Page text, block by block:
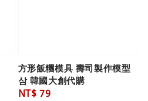
方形飯糰模具 壽司製作模型
삼 韓國大創代購
Regular
NT$ 79